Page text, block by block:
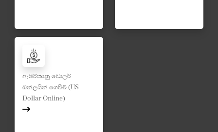
ඇමරිකානු ඩොලර්
ඔන්ලයින් ගෙවීම් (US
Dollar Online)